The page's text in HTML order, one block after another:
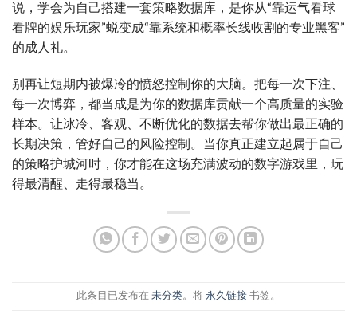
说，学会为自己搭建一套策略数据库，是你从“靠运气看球
看牌的娱乐玩家”蜕变成“靠系统和概率长线收割的专业黑客”
的成人礼。
别再让短期内被爆冷的愤怒控制你的大脑。把每一次下注、
每一次博弈，都当成是为你的数据库贡献一个高质量的实验
样本。让冰冷、客观、不断优化的数据去帮你做出最正确的
长期决策，管好自己的风险控制。当你真正建立起属于自己
的策略护城河时，你才能在这场充满波动的数字游戏里，玩
得最清醒、走得最稳当。
此条目已发布在 未分类。将 永久链接 书签。